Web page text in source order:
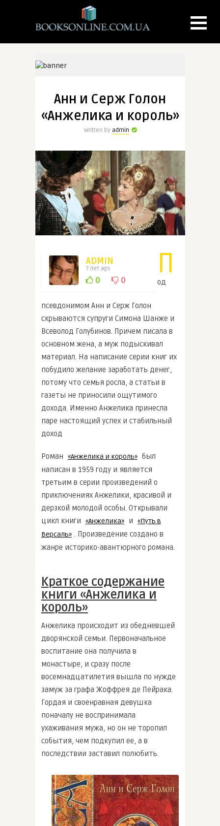
Анн и Серж Голон
«Анжелика и король»
Written by admin
ADMIN
7 лет ago
0 0
П
од
псевдонимом Анн и Серж Голон
скрываются супруги Симона Шанже и
Всеволод Голубинов. Причем писала в
основном жена, а муж подыскивал
материал. На написание серии книг их
побудило желание заработать денег,
потому что семья росла, а статьи в
газеты не приносили ощутимого
дохода. Именно Анжелика принесла
паре настоящий успех и стабильный
доход
Роман «Анжелика и король» был
написан в 1959 году и является
третьим в серии произведений о
приключениях Анжелики, красивой и
дерзкой молодой особы. Открывали
цикл книги «Анжелика» и «Путь в
Версаль»
. Произведение создано в
жанре историко-авантюрного романа.
Краткое содержание
книги «Анжелика и
король»
Анжелика происходит из обедневшей
дворянской семьи. Первоначальное
воспитание она получила в
монастыре, и сразу после
восемнадцатилетия вышла по нужде
замуж за графа Жоффрея де Пейрака.
Гордая и своенравная девушка
поначалу не воспринимала
ухаживания мужа, но он не торопил
события, чем подкупил ее, а в
последствии заставил полюбить.